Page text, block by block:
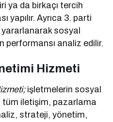
ya da birkaçı tercih
yapılır. Ayrıca 3. parti
sosyal
performansı analiz edilir.
Hizmeti
işletmelerin sosyal
tüm iletişim, pazarlama
strateji, yönetim,